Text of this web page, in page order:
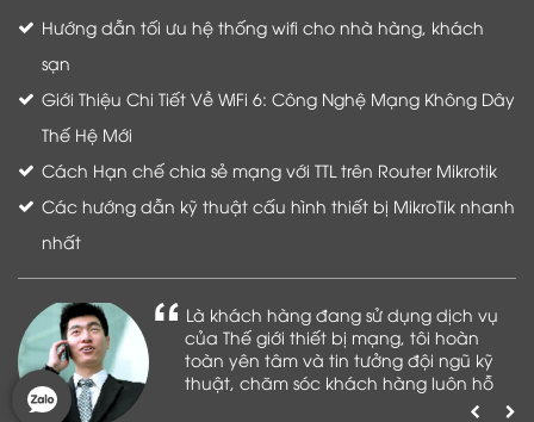
Hướng dẫn tối ưu hệ thống wifi cho nhà hàng, khách
sạn
Giới Thiệu Chi Tiết Về WiFi 6: Công Nghệ Mạng Không Dây
Thế Hệ Mới
Cách Hạn chế chia sẻ mạng với TTL trên Router Mikrotik
Các hướng dẫn kỹ thuật cấu hình thiết bị MikroTik nhanh
nhất
Là khách hàng đang sử dụng dịch vụ
của Thế giới thiết bị mạng, tôi hoàn
toàn yên tâm và tin tưởng đội ngũ kỹ
thuật, chăm sóc khách hàng luôn hỗ